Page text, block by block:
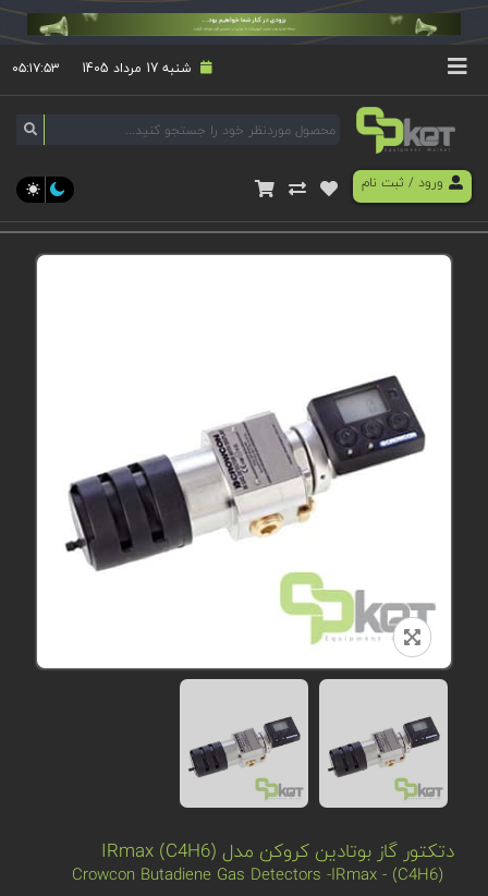
شنبه 17 مرداد 1405 ۰۵:۱۷:۵۳
ورود/ ثبت نام
دتکتور گاز بوتادین کروکن مدل IRmax (C4H6)
Crowcon Butadiene Gas Detectors -IRmax - (C4H6)